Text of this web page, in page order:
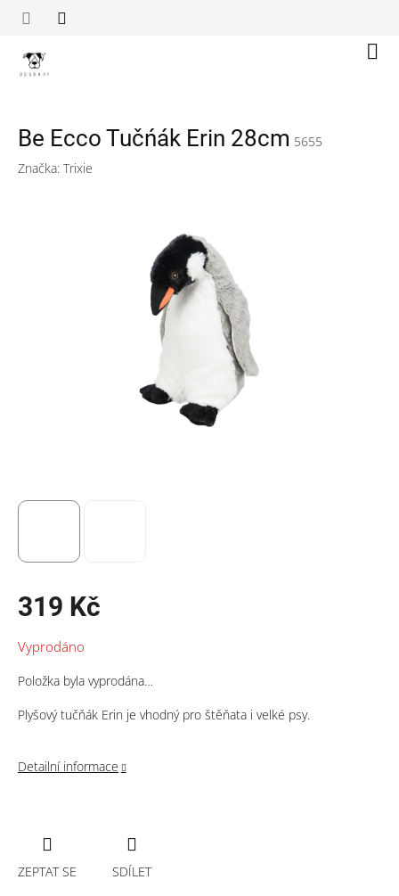
Be Ecco Tučńák Erin 28cm 5655
Značka: Trixie
319 Kč
cena:
Vyprodáno
Položka byla vyprodána…
Plyšový tučňák Erin je vhodný pro štěňata i velké psy.
Detailní informace
ZEPTAT SE SDÍLET